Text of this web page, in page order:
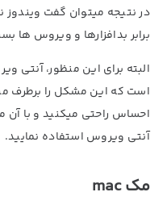
در نتیجه میتوان گفت
برابر بدافزارها و ویروس ها
البته برای این منظور،
است که این مشکل را برطرف
احساس راحتی میکنید و با آن
آنتی ویروس استفاده نمایید.
مک mac